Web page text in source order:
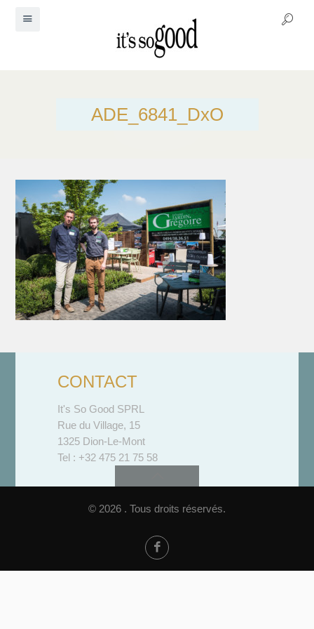
ADE_6841_DxO
CONTACT
It's So Good SPRL
Rue du Village, 15
1325 Dion-Le-Mont
Tel : +32 475 21 75 58
© 2026 . Tous droits réservés.